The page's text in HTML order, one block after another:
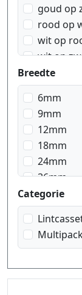
goud op
rood op
wit op
wit op
zwart op
zwart op
zwart op
zwart op
zwart op
zwart op
zwart op
zwart op
zwart op
Breedte
6mm
9mm
12mm
18mm
24mm
36mm
Categorie